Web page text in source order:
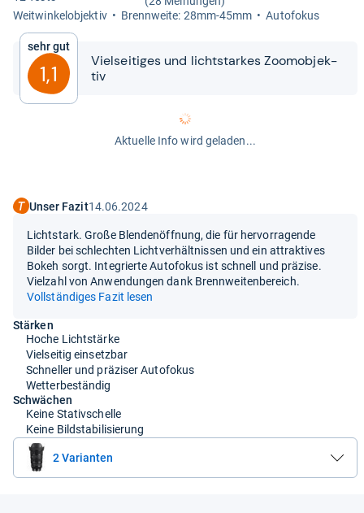
Weit­win­kel­ob­jek­tiv
Brenn­weite: 28mm-​45mm Auto­fo­kus
Sehr gut
1,1
Viel­sei­ti­ges und licht­star­kes Zoo­m­ob­jek­
tiv
Aktuelle Info wird geladen...
Unser Fazit14.06.2024
Lichtstark. Große Blendenöffnung, die für hervorragende
Bilder bei schlechten Lichtverhältnissen und ein attraktives
Bokeh sorgt. Integrierte Autofokus ist schnell und präzise.
Vielzahl von Anwendungen dank Brennweitenbereich.
Vollständiges Fazit lesen
Stärken
Hoche Lichtstärke
Vielseitig einsetzbar
Schneller und präziser Autofokus
Wetterbeständig
Schwächen
Keine Stativschelle
Keine Bildstabilisierung
2 Varianten